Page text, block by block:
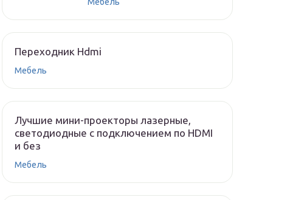
Переходник Hdmi
Мебель
Лучшие мини-проекторы лазерные,
светодиодные с подключением по HDMI
и без
Мебель